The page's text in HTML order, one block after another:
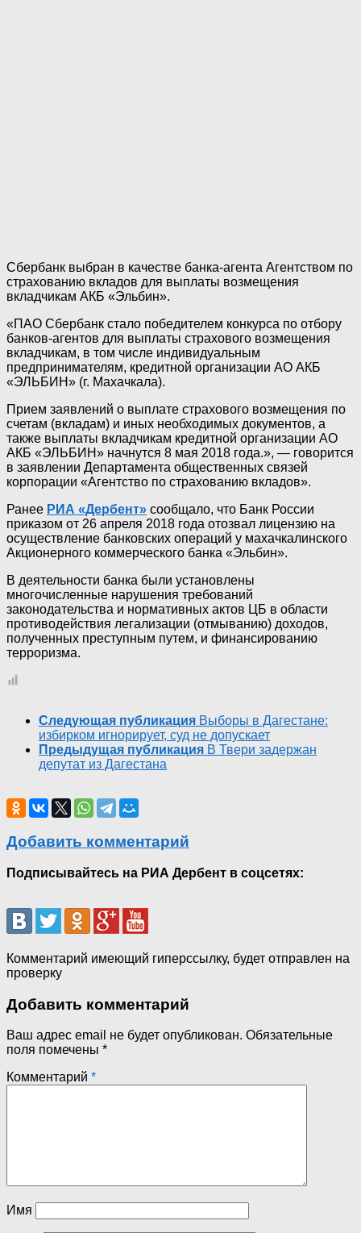
Сбербанк выбран в качестве банка-агента Агентством по
страхованию вкладов для выплаты возмещения
вкладчикам АКБ «Эльбин».
«ПАО Сбербанк стало победителем конкурса по отбору
банков-агентов для выплаты страхового возмещения
вкладчикам, в том числе индивидуальным
предпринимателям, кредитной организации АО АКБ
«ЭЛЬБИН» (г. Махачкала).
Прием заявлений о выплате страхового возмещения по
счетам (вкладам) и иных необходимых документов, а
также выплаты вкладчикам кредитной организации АО
АКБ «ЭЛЬБИН» начнутся 8 мая 2018 года.», — говорится
в заявлении Департамента общественных связей
корпорации «Агентство по страхованию вкладов».
Ранее РИА «Дербент» сообщало, что Банк России
приказом от 26 апреля 2018 года отозвал лицензию на
осуществление банковских операций у махачкалинского
Акционерного коммерческого банка «Эльбин».
В деятельности банка были установлены
многочисленные нарушения требований
законодательства и нормативных актов ЦБ в области
противодействия легализации (отмыванию) доходов,
полученных преступным путем, и финансированию
терроризма.
Следующая публикация Выборы в Дагестане:
избирком игнорирует, суд не допускает
Предыдущая публикация В Твери задержан
депутат из Дагестана
Добавить комментарий
Подписывайтесь на РИА Дербент в соцсетях:
Комментарий имеющий гиперссылку, будет отправлен на
проверку
Добавить комментарий
Ваш адрес email не будет опубликован. Обязательные
поля помечены *
Комментарий *
Имя